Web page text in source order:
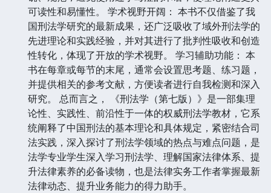
可读性和易懂性。 学术视野开阔： 本书不仅借鉴了我
国刑法学研究的最新成果，还广泛吸收了域外刑法学的
先进理论和实践经验，并对其进行了批判性吸收和创造
性转化，体现了开放的学术视野。 学习辅助功能： 本
书在每章或每节的末尾，通常会设置思考题、练习题，
并提供相关的参考文献，方便读者进行自我检测和深入
研究。 总而言之， 《刑法学（第七版）》是一部集理
论性、实践性、前沿性于一体的权威刑法学教材，它系
统阐释了中国刑法的基本理论和具体规定，紧密结合司
法实践，深入探讨了刑法学领域的热点与难点问题，是
法学专业学生深入学习刑法学、理解国家法律体系、提
升法律素养的必备读物，也是法律实务工作者掌握最新
法律动态、提升业务能力的得力助手。